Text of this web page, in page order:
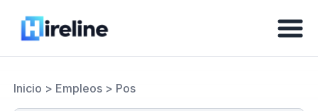
Inicio > Empleos> Pos